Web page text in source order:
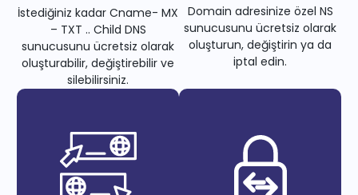
İstediğiniz kadar Cname- MX
– TXT .. Child DNS
sunucusunu ücretsiz olarak
oluşturabilir, değiştirebilir ve
silebilirsiniz.
Domain adresinize özel NS
sunucusunu ücretsiz olarak
oluşturun, değiştirin ya da
iptal edin.